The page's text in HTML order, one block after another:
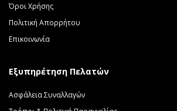
Όροι Χρήσης
Πολιτική Απορρήτου
Επικοινωνία
Εξυπηρέτηση Πελατών
Ασφάλεια Συναλλαγών